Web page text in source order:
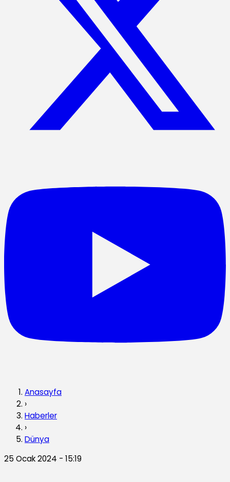
Anasayfa
›
Haberler
›
Dünya
25 Ocak 2024 - 15:19